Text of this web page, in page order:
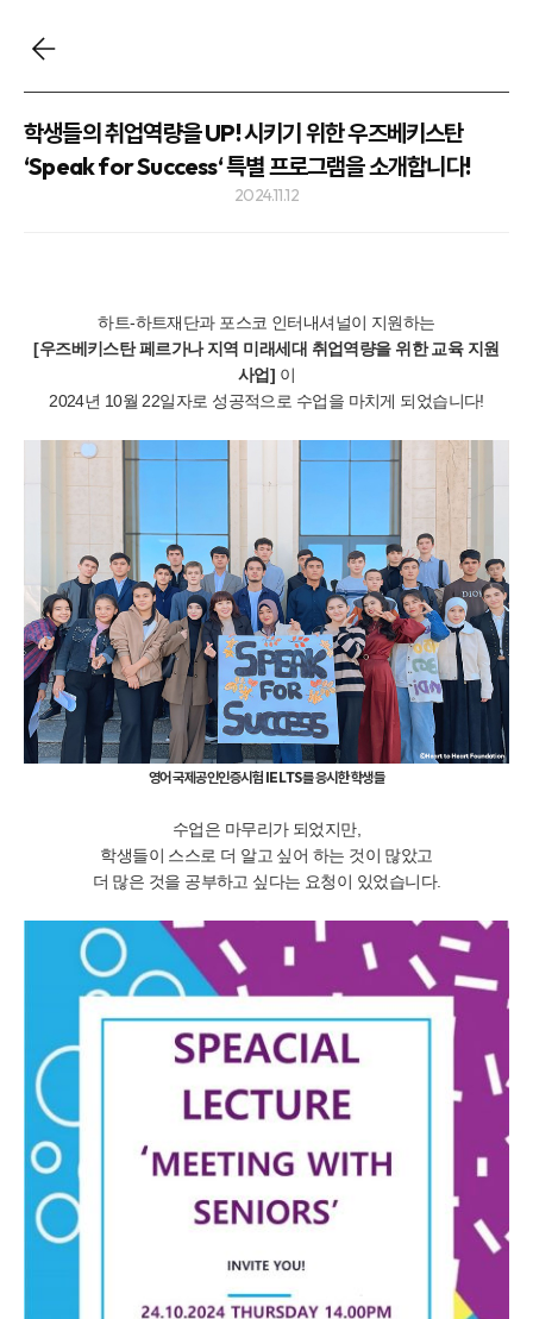
학생들의 취업역량을 UP! 시키기 위한 우즈베키스탄
‘Speak for Success‘ 특별 프로그램을 소개합니다!
2024.11.12
하트-하트재단과 포스코 인터내셔널이 지원하는
[우즈베키스탄 페르가나 지역 미래세대 취업역량을 위한 교육 지원
사업] 이
2024년 10월 22일자로 성공적으로 수업을 마치게 되었습니다!
영어 국제공인인증시험 IELTS를 응시한 학생들
수업은 마무리가 되었지만,
학생들이 스스로 더 알고 싶어 하는 것이 많았고
더 많은 것을 공부하고 싶다는 요청이 있었습니다.